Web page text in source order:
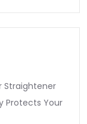
Straightener
Protects Your